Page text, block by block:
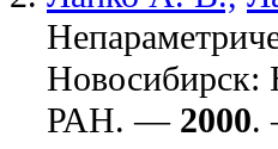
Новосибирск:
РАН. — 2000.